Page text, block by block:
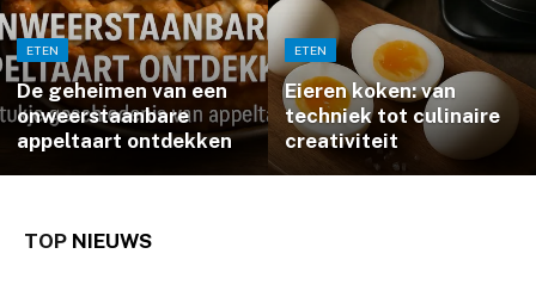
ETEN
De geheimen van een
onweerstaanbare
appeltaart ontdekken
ETEN
Eieren koken: van
techniek tot culinaire
creativiteit
TOP NIEUWS